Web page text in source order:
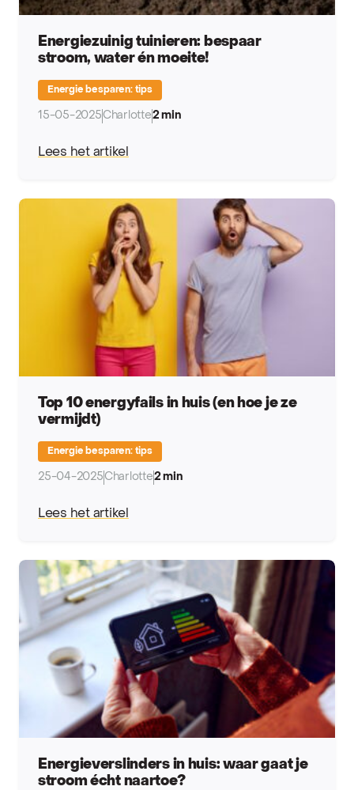
Energiezuinig tuinieren: bespaar
stroom, water én moeite!
Energie besparen: tips
15-05-2025Charlotte2 min
Lees het artikel
Top 10 energyfails in huis (en hoe je ze
vermijdt)
Energie besparen: tips
25-04-2025Charlotte2 min
Lees het artikel
Energieverslinders in huis: waar gaat je
stroom écht naartoe?